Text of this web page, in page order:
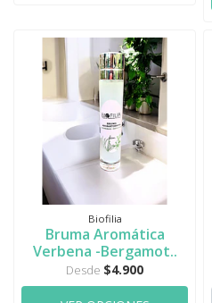
Biofilia
Bruma Aromática
Verbena -Bergamot..
Desde $4.900